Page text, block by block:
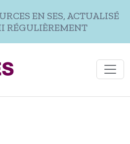
EN SES, ACTUALISÉ
RÉGULIÈREMENT